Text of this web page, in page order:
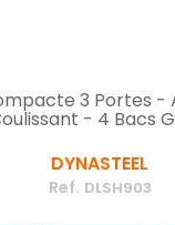
3 Portes -
- 4 Bacs
DYNASTEEL
Ref. DLSH903